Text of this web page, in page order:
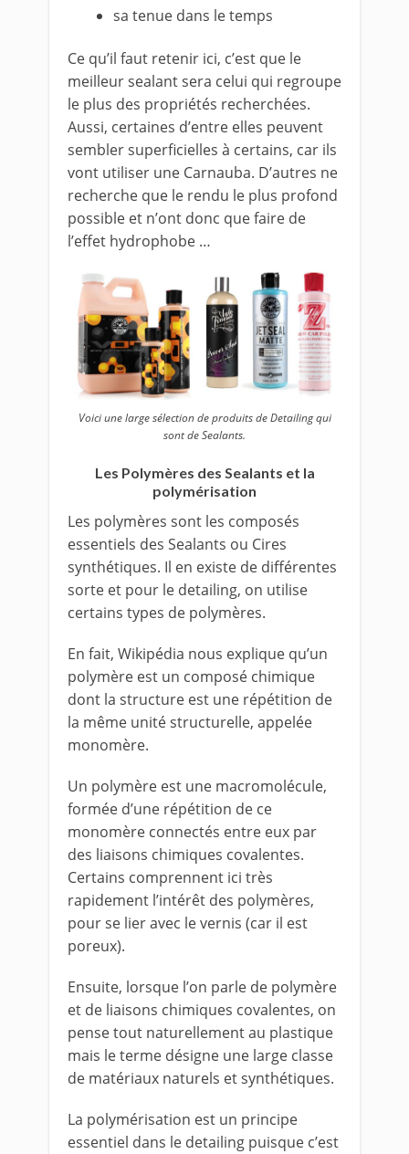
sa tenue dans le temps
Ce qu’il faut retenir ici, c’est que le
meilleur sealant sera celui qui regroupe
le plus des propriétés recherchées.
Aussi, certaines d’entre elles peuvent
sembler superficielles à certains, car ils
vont utiliser une Carnauba. D’autres ne
recherche que le rendu le plus profond
possible et n’ont donc que faire de
l’effet hydrophobe …
Voici une large sélection de produits de Detailing qui
sont de Sealants.
Les Polymères des Sealants et la
polymérisation
Les polymères sont les composés
essentiels des Sealants ou Cires
synthétiques. Il en existe de différentes
sorte et pour le detailing, on utilise
certains types de polymères.
En fait, Wikipédia nous explique qu’un
polymère est un composé chimique
dont la structure est une répétition de
la même unité structurelle, appelée
monomère.
Un polymère est une macromolécule,
formée d’une répétition de ce
monomère connectés entre eux par
des liaisons chimiques covalentes.
Certains comprennent ici très
rapidement l’intérêt des polymères,
pour se lier avec le vernis (car il est
poreux).
Ensuite, lorsque l’on parle de polymère
et de liaisons chimiques covalentes, on
pense tout naturellement au plastique
mais le terme désigne une large classe
de matériaux naturels et synthétiques.
La polymérisation est un principe
essentiel dans le detailing puisque c’est